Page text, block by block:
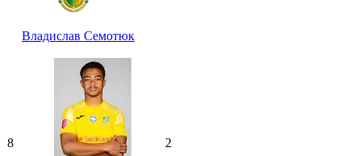
Владислав Семотюк
8 2